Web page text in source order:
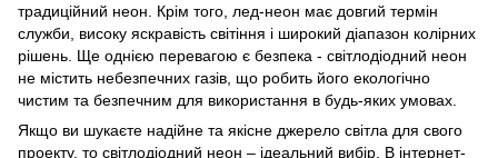
традиційний неон. Крім того, лед-неон має довгий термін
служби, високу яскравість світіння і широкий діапазон колірних
рішень. Ще однією перевагою є безпека - світлодіодний неон
не містить небезпечних газів, що робить його екологічно
чистим та безпечним для використання в будь-яких умовах.
Якщо ви шукаєте надійне та якісне джерело світла для свого
проекту, то світлодіодний неон – ідеальний вибір. В інтернет-